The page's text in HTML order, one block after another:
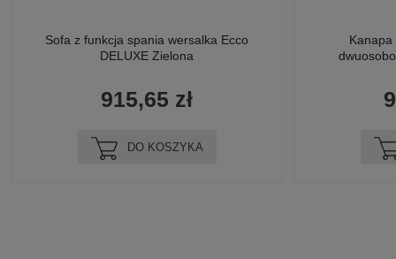
Sofa z funkcja spania wersalka Ecco
DELUXE Zielona
915,65 zł
DO KOSZYKA
Kanapa